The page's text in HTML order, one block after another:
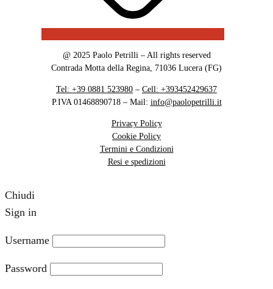
@ 2025 Paolo Petrilli – All rights reserved
Contrada Motta della Regina, 71036 Lucera (FG)
Tel: +39 0881 523980 – Cell: +393452429637
P.IVA 01468890718 – Mail: info@paolopetrilli.it
Privacy Policy
Cookie Policy
Termini e Condizioni
Resi e spedizioni
Chiudi
Sign in
Username
Password